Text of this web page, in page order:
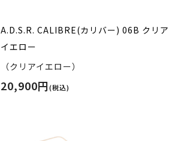
A.D.S.R. CALIBRE(カリバー) 06B クリア
イエロー
（クリアイエロー）
20,900円(税込)